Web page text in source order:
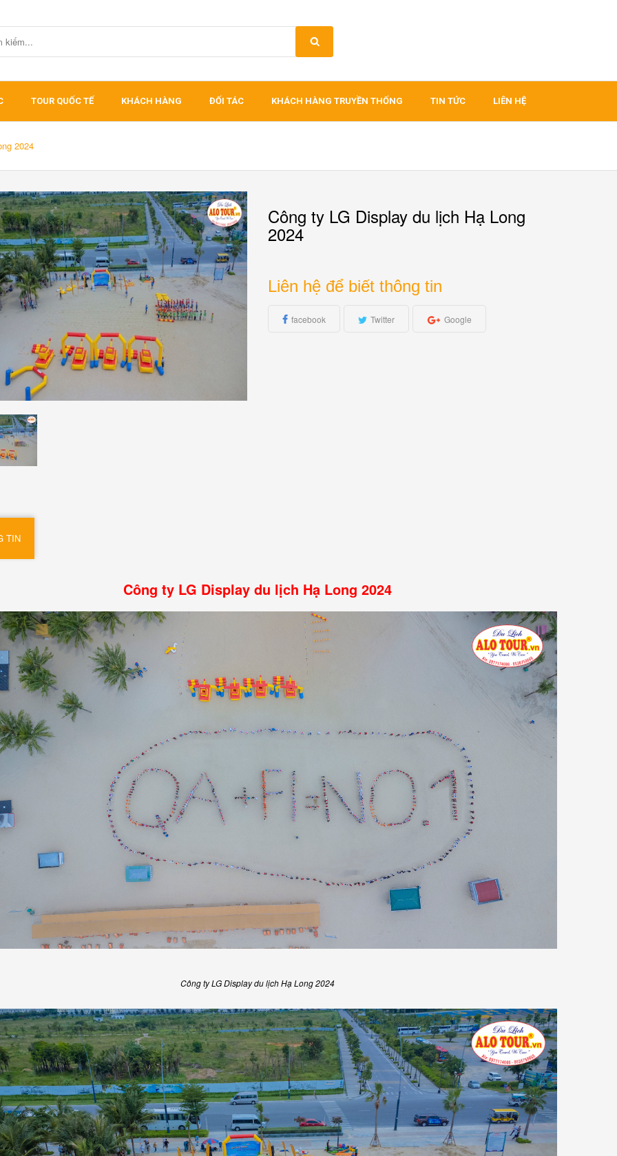
TOUR QUỐC TẾ KHÁCH HÀNG ĐỐI TÁC KHÁCH HÀNG TRUYỀN THỐNG TIN TỨC LIÊN HỆ
2024
Công ty LG Display du lịch Hạ Long
2024
Liên hệ để biết thông tin
facebook Twitter Google
TIN
Công ty LG Display du lịch Hạ Long 2024
Công ty LG Display du lịch Hạ Long 2024